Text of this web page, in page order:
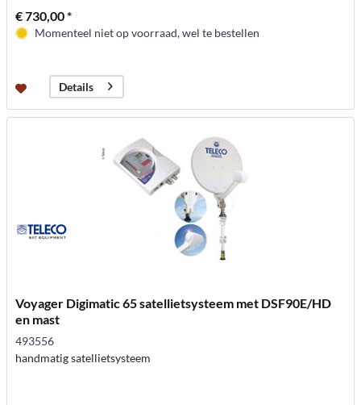
€ 730,00 *
Momenteel niet op voorraad, wel te bestellen
Details
Voyager Digimatic 65 satellietsysteem met DSF90E/HD
en mast
493556
handmatig satellietsysteem